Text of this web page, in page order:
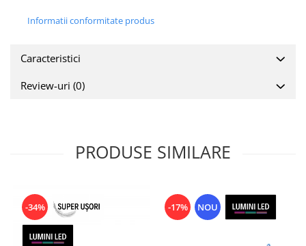
Informatii conformitate produs
Caracteristici
Review-uri (0)
PRODUSE SIMILARE
-34% -17% NOU